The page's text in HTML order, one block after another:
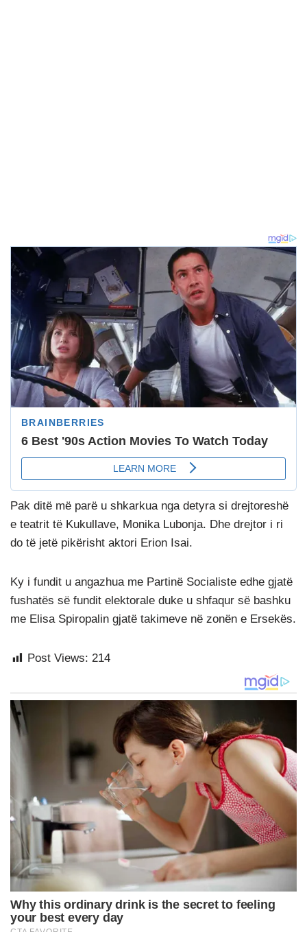
Pak ditë më parë u shkarkua nga detyra si drejtoreshë
e teatrit të Kukullave, Monika Lubonja. Dhe drejtor i ri
do të jetë pikërisht aktori Erion Isai.
Ky i fundit u angazhua me Partinë Socialiste edhe gjatë
fushatës së fundit elektorale duke u shfaqur së bashku
me Elisa Spiropalin gjatë takimeve në zonën e Ersekës.
Post Views: 214